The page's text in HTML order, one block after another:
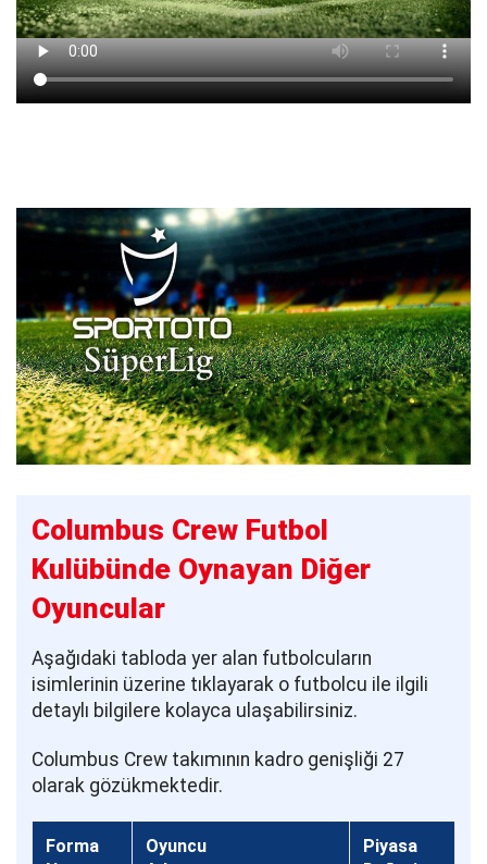
Columbus Crew Futbol
Kulübünde Oynayan Diğer
Oyuncular
Aşağıdaki tabloda yer alan futbolcuların
isimlerinin üzerine tıklayarak o futbolcu ile ilgili
detaylı bilgilere kolayca ulaşabilirsiniz.
Columbus Crew takımının kadro genişliği 27
olarak gözükmektedir.
Forma
Oyuncu
Piyasa